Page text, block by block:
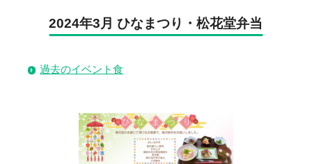
2024年3月 ひなまつり・松花堂弁当
過去のイベント食